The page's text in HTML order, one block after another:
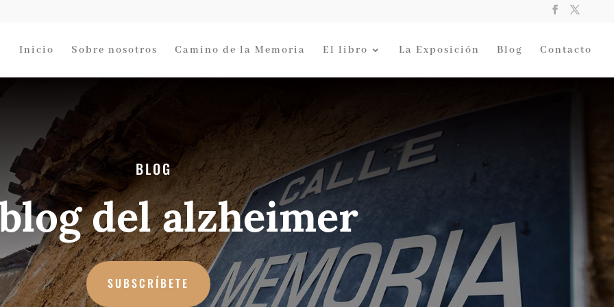
Inicio Sobre nosotros Camino de la Memoria El libro La Exposición Blog Contacto
BLOG
del alzheimer
SUBSCRÍBETE